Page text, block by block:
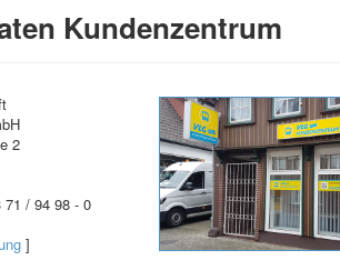
Kundenzentrum
2
71 / 94 98 - 0
]